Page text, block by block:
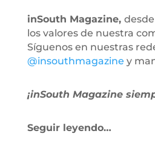
inSouth Magazine,
los valores de nuestra
Síguenos en nuestras
@insouthmagazine y
¡inSouth Magazine
Seguir leyendo…